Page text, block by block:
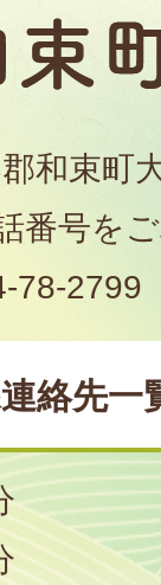
和束町
番号を
78-2799
絡先一